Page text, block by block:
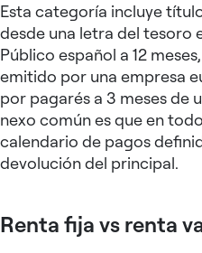
Esta categoría incluye
desde una letra del tesoro
Público español a 12
emitido por una empresa
por pagarés a 3 meses de
nexo común es que en
calendario de pagos
devolución del principal.
Renta fija vs renta